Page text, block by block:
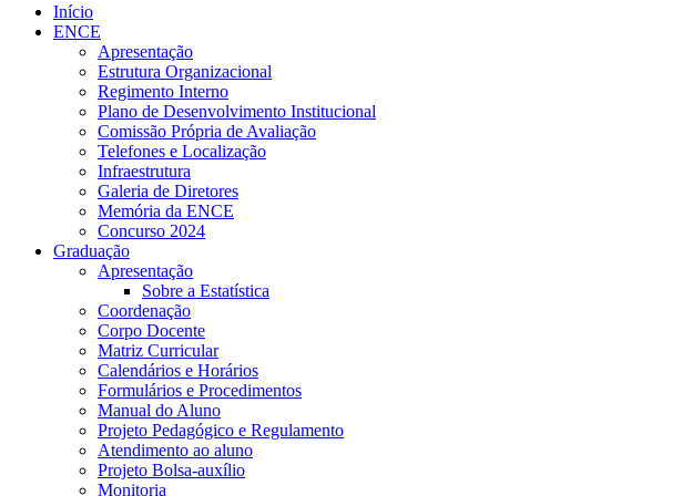
Início
ENCE
Apresentação
Estrutura Organizacional
Regimento Interno
Plano de Desenvolvimento Institucional
Comissão Própria de Avaliação
Telefones e Localização
Infraestrutura
Galeria de Diretores
Memória da ENCE
Concurso 2024
Graduação
Apresentação
Sobre a Estatística
Coordenação
Corpo Docente
Matriz Curricular
Calendários e Horários
Formulários e Procedimentos
Manual do Aluno
Projeto Pedagógico e Regulamento
Atendimento ao aluno
Projeto Bolsa-auxílio
Monitoria